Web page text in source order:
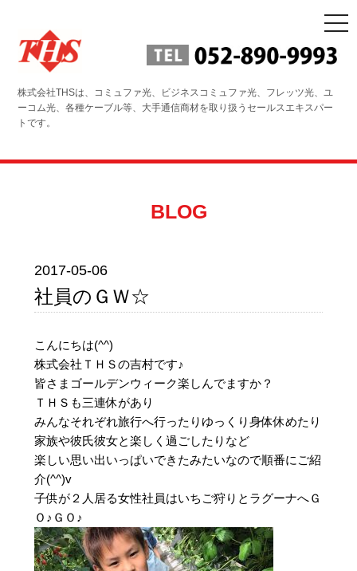
株式会社THSは、コミュファ光、ビジネスコミュファ光、フレッツ光、ユ
ーコム光、各種ケーブル等、大手通信商材を取り扱うセールスエキスパー
トです。
BLOG
2017-05-06
社員のＧＷ☆
こんにちは(^^)
株式会社ＴＨＳの吉村です♪
皆さまゴールデンウィーク楽しんでますか？
ＴＨＳも三連休があり
みんなそれぞれ旅行へ行ったりゆっくり身体休めたり
家族や彼氏彼女と楽しく過ごしたりなど
楽しい思い出いっぱいできたみたいなので順番にご紹
介(^^)v
子供が２人居る女性社員はいちご狩りとラグーナへＧ
Ｏ♪ＧＯ♪